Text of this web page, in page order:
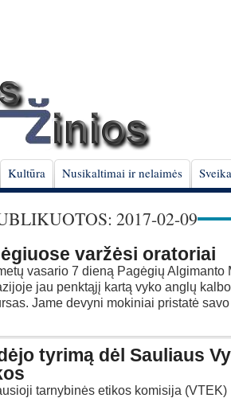
Kultūra Nusikaltimai ir nelaimės
2017-02-09
varžėsi oratoriai
vasario 7 dieną Pagėgių Algimanto
jau penktąjį kartą vyko anglų
Jame devyni mokiniai pristatė savo
tyrimą dėl Sauliaus
tarnybinės etikos komisija (VTEK)